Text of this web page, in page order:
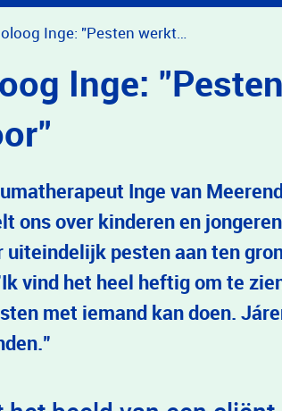
GZ-psycholoog Inge: "Pesten werkt járen later nog door"
Inge:
Inge van
ons over kinderen en
pesten aan ten
vind het heel heftig om te
met iemand kan doen.